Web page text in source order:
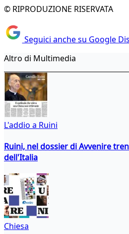
© RIPRODUZIONE RISERVATA
Seguici anche su Google
Altro di Multimedia
L'addio a Ruini
Ruini, nel dossier di Avvenire
dell'Italia
Chiesa